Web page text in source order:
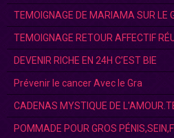
TEMOIGNAGE DE MARIAMA SUR LE
TEMOIGNAGE RETOUR AFFECTIF
DEVENIR RICHE EN 24H C’EST BIE
Prévenir le cancer Avec le Gra
CADENAS MYSTIQUE DE
POMMADE POUR GROS PÉNIS,SEIN,F